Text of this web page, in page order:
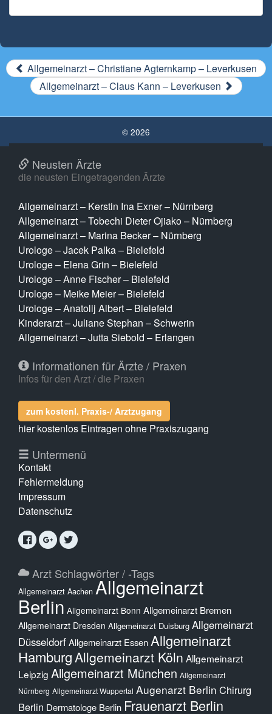
Allgemeinarzt – Christiane Agternkamp – Leverkusen
Allgemeinarzt – Claus Kann – Leverkusen
© 2026
Neusten Ärzte
die neusten Eingetragenden Ärzte
Allgemeinarzt – Kerstin Ina Exner – Nürnberg
Allgemeinarzt – Tobechi Dieter Ojiako – Nürnberg
Allgemeinarzt – Marina Becker – Nürnberg
Urologe – Jacek Palka – Bielefeld
Urologe – Elena Grin – Bielefeld
Urologe – Anne Fischer – Bielefeld
Urologe – Meike Meier – Bielefeld
Urologe – Anatolij Albert – Bielefeld
Kinderarzt – Juliane Stephan – Schwerin
Allgemeinarzt – Jutta Siebold – Erlangen
Informationen für Ärzte / Praxen
Infos für den Arzt / die Praxen
zum kostenl. Praxis-/ Arztzugang
hier kostenlos Eintragen ohne Praxiszugang
Untermenü
Kontakt
Fehlermeldung
Impressum
Datenschutz
Arzt Schlagwörter / -Tags
Allgemeinarzt Aachen Allgemeinarzt
Berlin Allgemeinarzt Bonn Allgemeinarzt Bremen
Allgemeinarzt Dresden Allgemeinarzt Duisburg Allgemeinarzt
DüsseldorfAllgemeinarzt Essen Allgemeinarzt
HamburgAllgemeinarzt Köln Allgemeinarzt
Leipzig Allgemeinarzt München Allgemeinarzt
Nürnberg Allgemeinarzt Wuppertal Augenarzt Berlin Chirurg
Berlin Dermatologe Berlin Frauenarzt Berlin